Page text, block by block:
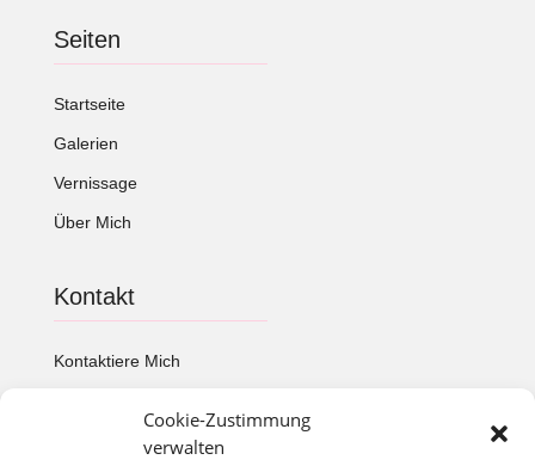
Cookie-Zustimmung
verwalten
Seiten
Startseite
Galerien
Vernissage
Über Mich
Kontakt
Kontaktiere Mich